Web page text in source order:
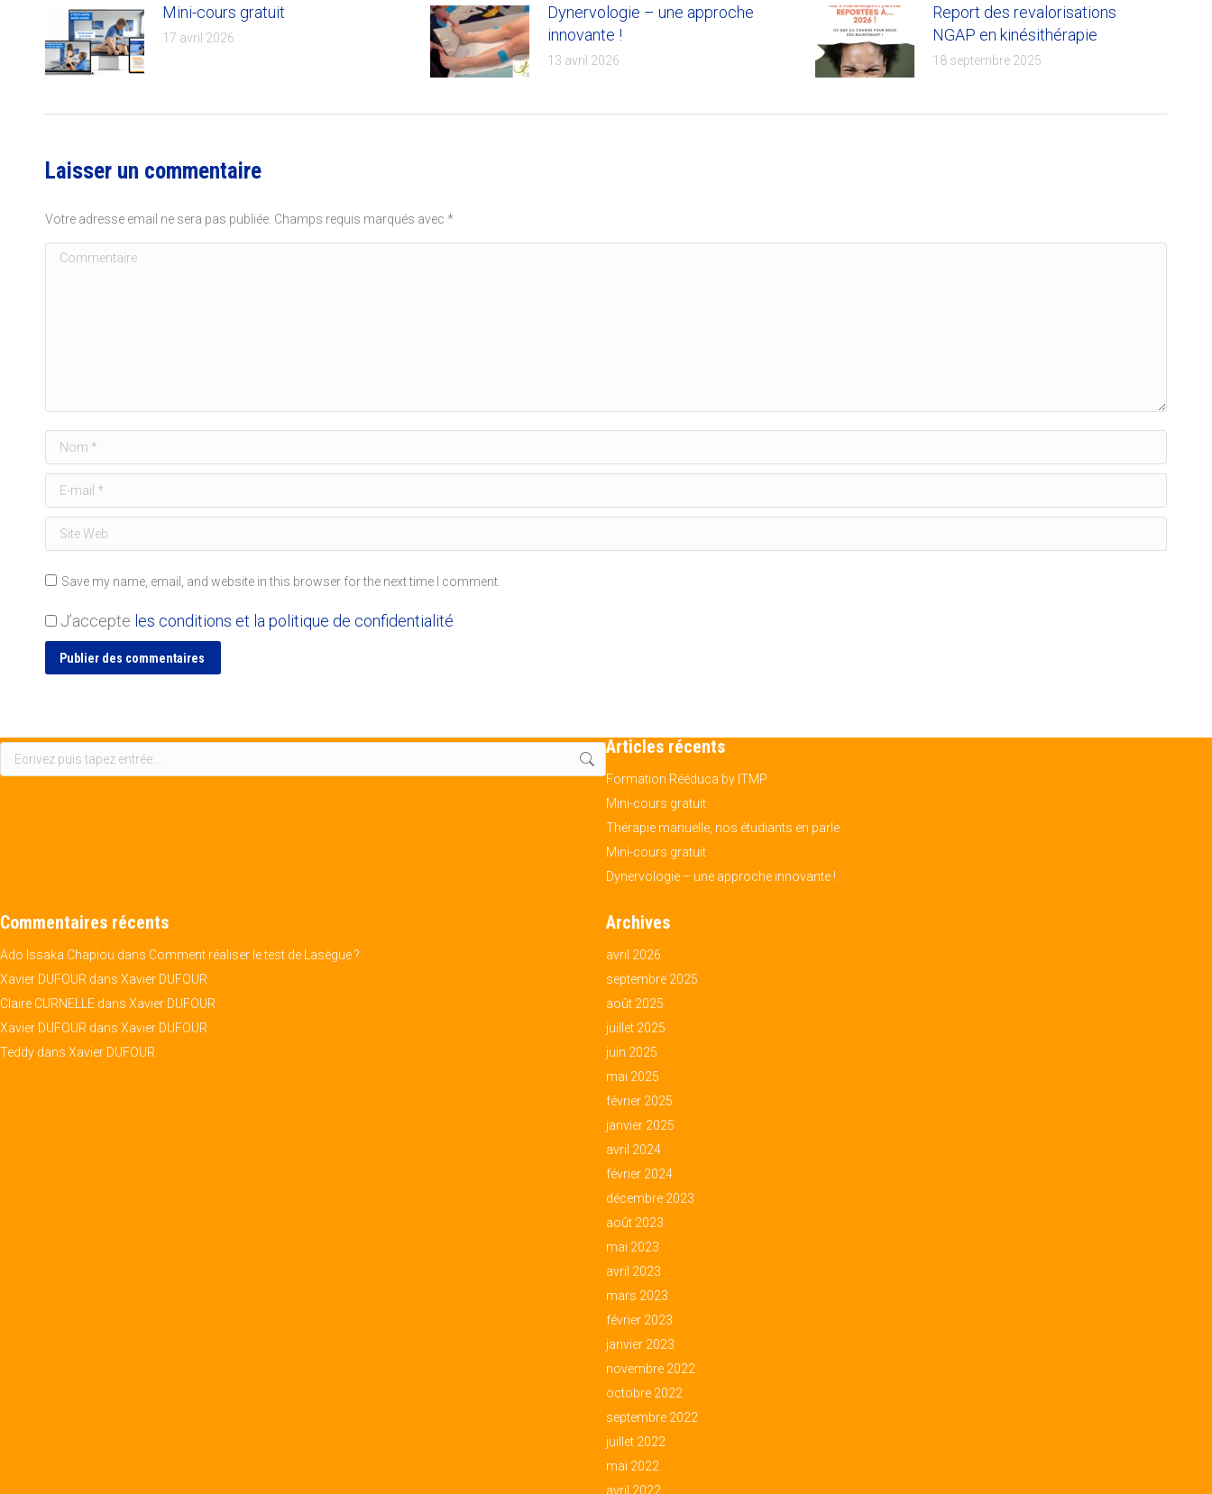
Mini-cours gratuit
17 avril 2026
Dynervologie – une approche
innovante !
13 avril 2026
Report des revalorisations
NGAP en kinésithérapie
18 septembre 2025
Laisser un commentaire
Votre adresse email ne sera pas publiée. Champs requis marqués avec *
Commentaire
Nom *
E-mail *
Site Web
Save my name, email, and website in this browser for the next time I comment.
J’accepte les conditions et la politique de confidentialité
Publier des commentaires
Recherche
:
Articles récents
Formation Rééduca by ITMP
Mini-cours gratuit
Thérapie manuelle, nos étudiants en parle
Mini-cours gratuit
Dynervologie – une approche innovante !
Commentaires récents
Ado Issaka Chapiou dans Comment réaliser le test de Lasègue ?
Xavier DUFOUR dans Xavier DUFOUR
Claire CURNELLE dans Xavier DUFOUR
Xavier DUFOUR dans Xavier DUFOUR
Teddy dans Xavier DUFOUR
Archives
avril 2026
septembre 2025
août 2025
juillet 2025
juin 2025
mai 2025
février 2025
janvier 2025
avril 2024
février 2024
décembre 2023
août 2023
mai 2023
avril 2023
mars 2023
février 2023
janvier 2023
novembre 2022
octobre 2022
septembre 2022
juillet 2022
mai 2022
avril 2022